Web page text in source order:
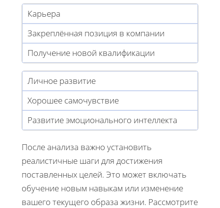
Карьера
Закреплённая позиция в компании
Получение новой квалификации
Личное развитие
Хорошее самочувствие
Развитие эмоционального интеллекта
После анализа важно установить
реалистичные шаги для достижения
поставленных целей. Это может включать
обучение новым навыкам или изменение
вашего текущего образа жизни. Рассмотрите